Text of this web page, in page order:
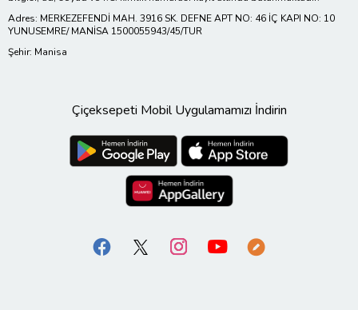
Adres: MERKEZEFENDİ MAH. 3916 SK. DEFNE APT NO: 46 İÇ KAPI NO: 10
YUNUSEMRE/ MANİSA 1500055943/45/TUR
Şehir: Manisa
Çiçeksepeti Mobil Uygulamamızı İndirin